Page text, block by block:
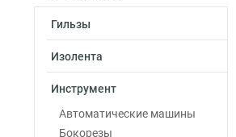
Гильзы
Изолента
Инструмент
Автоматические машины
Бокорезы